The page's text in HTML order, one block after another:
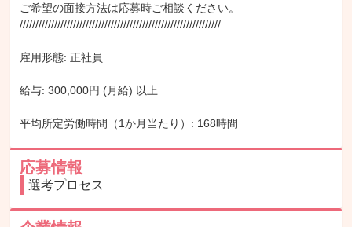
ご希望の面接方法は応募時ご相談ください。
////////////////////////////////////////////////////////////////
雇用形態: 正社員
給与: 300,000円 (月給) 以上
平均所定労働時間（1か月当たり）: 168時間
応募情報
選考プロセス